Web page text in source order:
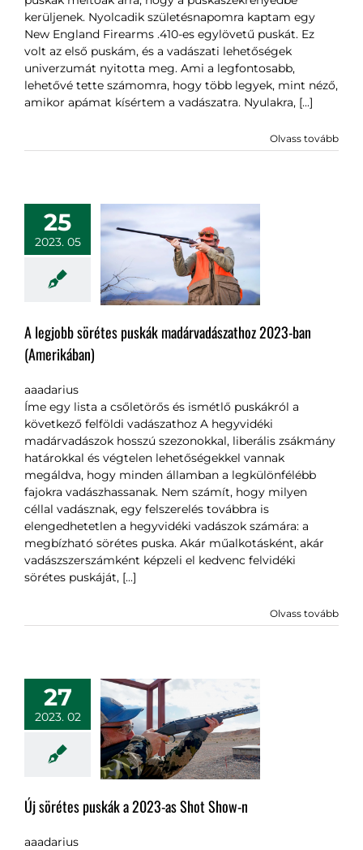
kerüljenek. Nyolcadik születésnapomra kaptam egy
New England Firearms .410-es egylövetű puskát. Ez
volt az első puskám, és a vadászati lehetőségek
univerzumát nyitotta meg. Ami a legfontosabb,
lehetővé tette számomra, hogy több legyek, mint néző,
amikor apámat kísértem a vadászatra. Nyulakra, [...]
Olvass tovább
25
2023. 05
A legjobb sörétes puskák madárvadászathoz 2023-ban
(Amerikában)
aaadarius
Íme egy lista a csőletörős és ismétlő puskákról a
következő felföldi vadászathoz A hegyvidéki
madárvadászok hosszú szezonokkal, liberális zsákmány
határokkal és végtelen lehetőségekkel vannak
megáldva, hogy minden államban a legkülönfélébb
fajokra vadászhassanak. Nem számít, hogy milyen
céllal vadásznak, egy felszerelés továbbra is
elengedhetetlen a hegyvidéki vadászok számára: a
megbízható sörétes puska. Akár műalkotásként, akár
vadászszerszámként képzeli el kedvenc felvidéki
sörétes puskáját, [...]
Olvass tovább
27
2023. 02
Új sörétes puskák a 2023-as Shot Show-n
aaadarius